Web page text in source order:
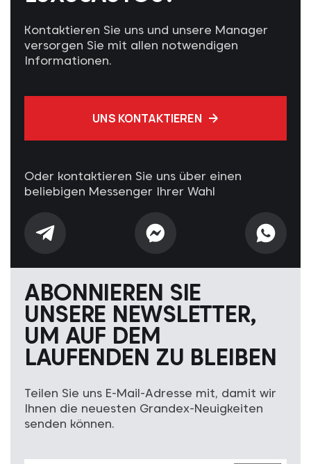
Kontaktieren Sie uns und unsere Manager
versorgen Sie mit allen notwendigen
Informationen.
UNS KONTAKTIEREN
Oder kontaktieren Sie uns über einen
beliebigen Messenger Ihrer Wahl
ABONNIEREN SIE
UNSERE NEWSLETTER,
UM AUF DEM
LAUFENDEN ZU BLEIBEN
Teilen Sie uns E-Mail-Adresse mit, damit wir
Ihnen die neuesten Grandex-Neuigkeiten
senden können.